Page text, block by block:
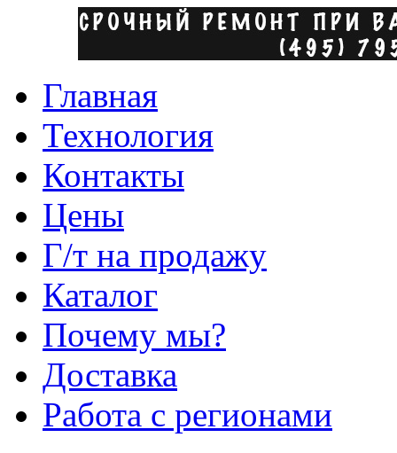
Главная
Технология
Контакты
Цены
Г/т на продажу
Каталог
Почему мы?
Доставка
Работа с регионами